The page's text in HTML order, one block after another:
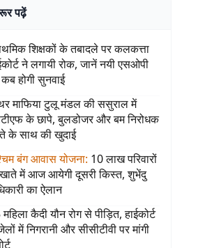
पढ़ें
शिक्षकों के तबादले पर कलकत्ता
ने लगायी रोक, जानें नयी एसओपी
होगी सुनवाई
माफिया टुलू मंडल की ससुराल में
के छापे, बुलडोजर और बम निरोधक
के साथ की खुदाई
बंग आवास योजना: 10 लाख परिवारों
में आज आयेगी दूसरी किस्त, शुभेंदु
का ऐलान
कैदी यौन रोग से पीड़ित, हाईकोर्ट
में निगरानी और सीसीटीवी पर मांगी